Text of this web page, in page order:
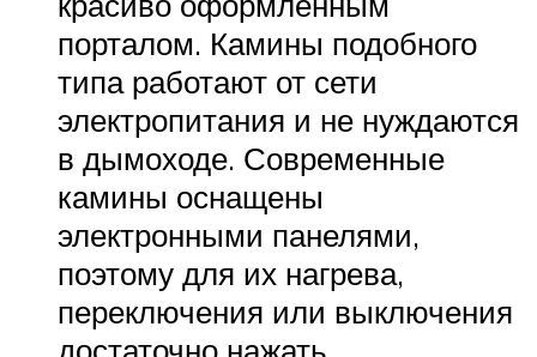
порталом. Камины подобного
типа работают от сети
электропитания и не нуждаются
в дымоходе. Современные
камины оснащены
электронными панелями,
поэтому для их нагрева,
переключения или выключения